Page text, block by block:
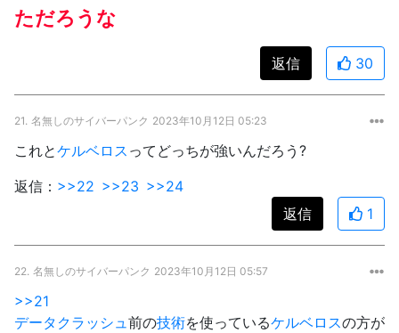
ただろうな
返信 30
21. 名無しのサイバーパンク 2023年10月12日 05:23
これとケルベロス ってどっちが強いんだろう?
返信： >>22 >>23 >>24
返信
1
22. 名無しのサイバーパンク 2023年10月12日 05:57
>>21
データクラッシュ 前の技術を使っているケルベロスの方が